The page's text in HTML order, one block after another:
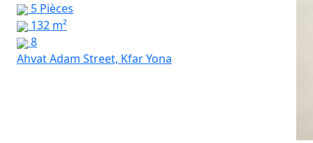
5 Pièces
132 m²
8
Ahvat Adam Street, Kfar Yona